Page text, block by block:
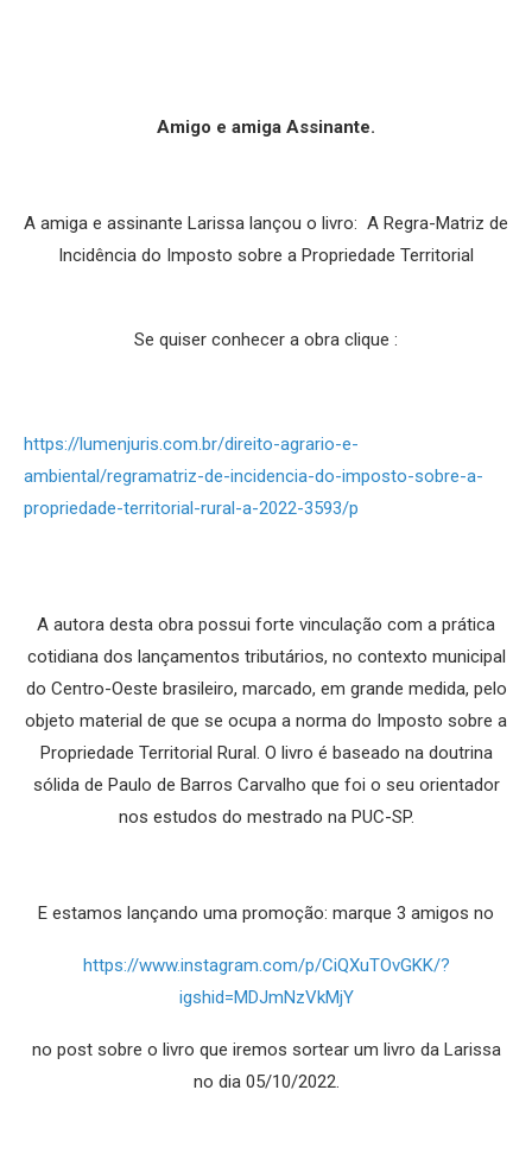
Amigo e amiga Assinante.
A amiga e assinante Larissa lançou o livro: A Regra-Matriz de
Incidência do Imposto sobre a Propriedade Territorial
Se quiser conhecer a obra clique :
https://lumenjuris.com.br/direito-agrario-e-
ambiental/regramatriz-de-incidencia-do-imposto-sobre-a-
propriedade-territorial-rural-a-2022-3593/p
A autora desta obra possui forte vinculação com a prática
cotidiana dos lançamentos tributários, no contexto municipal
do Centro-Oeste brasileiro, marcado, em grande medida, pelo
objeto material de que se ocupa a norma do Imposto sobre a
Propriedade Territorial Rural. O livro é baseado na doutrina
sólida de Paulo de Barros Carvalho que foi o seu orientador
nos estudos do mestrado na PUC-SP.
E estamos lançando uma promoção: marque 3 amigos no
https://www.instagram.com/p/CiQXuTOvGKK/?
igshid=MDJmNzVkMjY
no post sobre o livro que iremos sortear um livro da Larissa
no dia 05/10/2022.